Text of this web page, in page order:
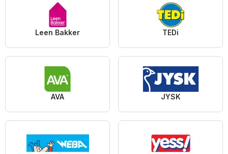
Leen Bakker TEDi
AVA JYSK